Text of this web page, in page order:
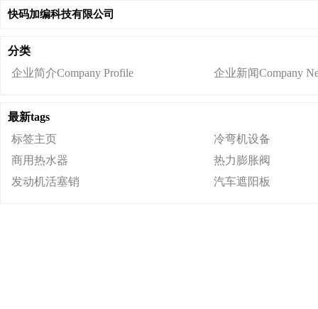
快码加编科技有限公司
分类
企业简介Company Profile
企业新闻Company
最新tags
标签主页
冷弯机设备
商用热水器
热力膨胀阀
发动机活塞销
汽车遮阳板